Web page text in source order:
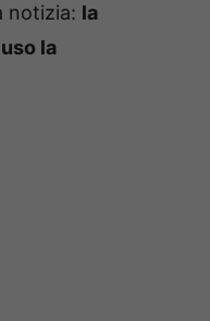
notizia: la
la